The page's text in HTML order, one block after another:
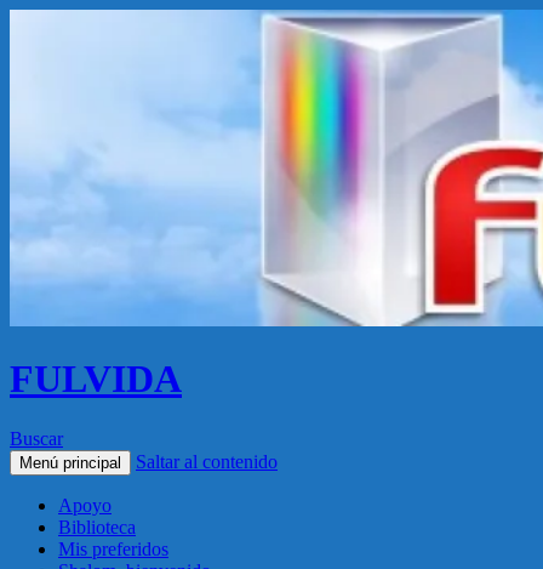
FULVIDA
Buscar
Menú principal Saltar al contenido
Apoyo
Biblioteca
Mis preferidos